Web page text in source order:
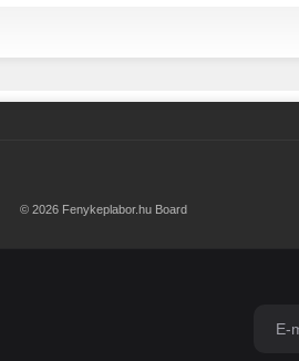
© 2026 Fenykeplabor.hu Board